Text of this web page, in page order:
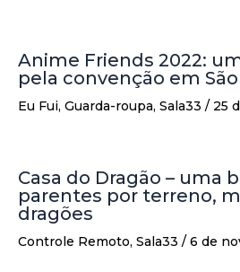
Anime Friends 2022:
pela convenção em
Eu Fui, Guarda-roupa, Sala33 / 25
Casa do Dragão – uma
parentes por terreno,
dragões
Controle Remoto, Sala33 / 6 de